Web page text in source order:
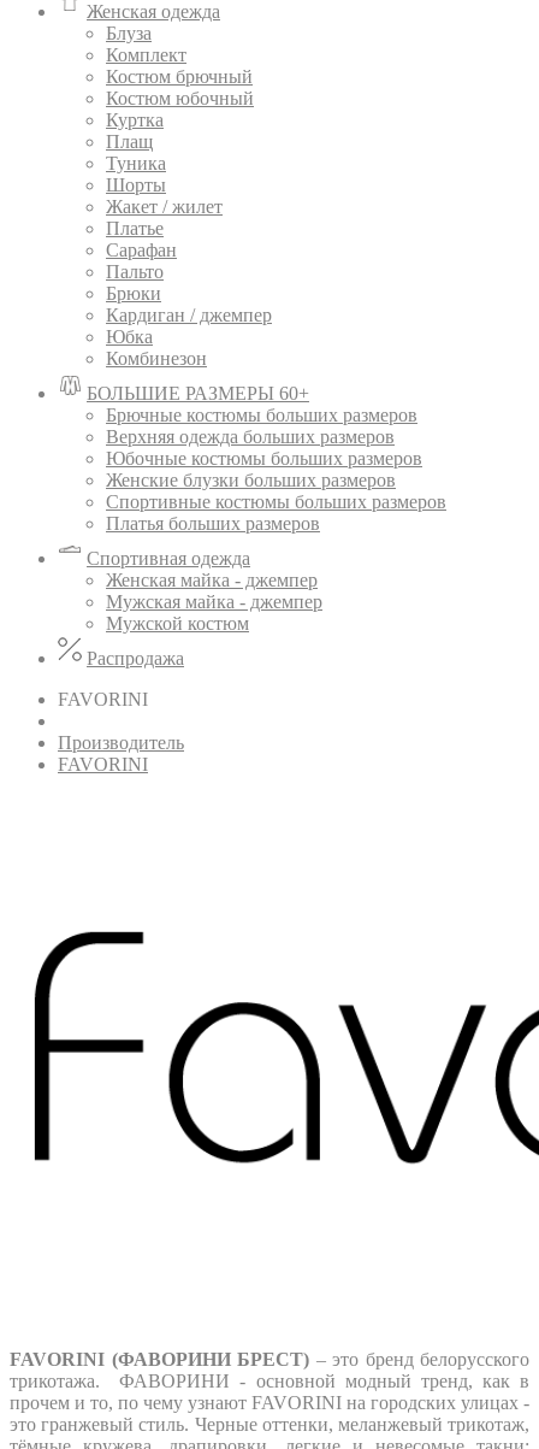
Женская одежда
Блуза
Комплект
Костюм брючный
Костюм юбочный
Куртка
Плащ
Туника
Шорты
Жакет / жилет
Платье
Сарафан
Пальто
Брюки
Кардиган / джемпер
Юбка
Комбинезон
БОЛЬШИЕ РАЗМЕРЫ 60+
Брючные костюмы больших размеров
Верхняя одежда больших размеров
Юбочные костюмы больших размеров
Женские блузки больших размеров
Спортивные костюмы больших размеров
Платья больших размеров
Спортивная одежда
Женская майка - джемпер
Мужская майка - джемпер
Мужской костюм
Распродажа
FAVORINI
Производитель
FAVORINI
FAVORINI (ФАВОРИНИ БРЕСТ) – это бренд белорусского
трикотажа. ФАВОРИНИ - основной модный тренд, как в
прочем и то, по чему узнают FAVORINI на городских улицах -
это гранжевый стиль. Черные оттенки, меланжевый трикотаж,